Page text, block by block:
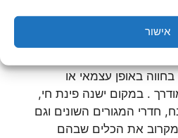
אישור
באופן עצמאי או
. במקום ישנה פינת חי,
חדרי המגורים השונים וגם
את הכלים שבהם